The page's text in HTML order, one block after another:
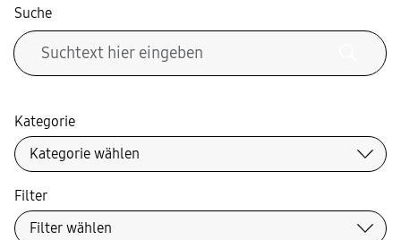
Suche
Kategorie
Filter